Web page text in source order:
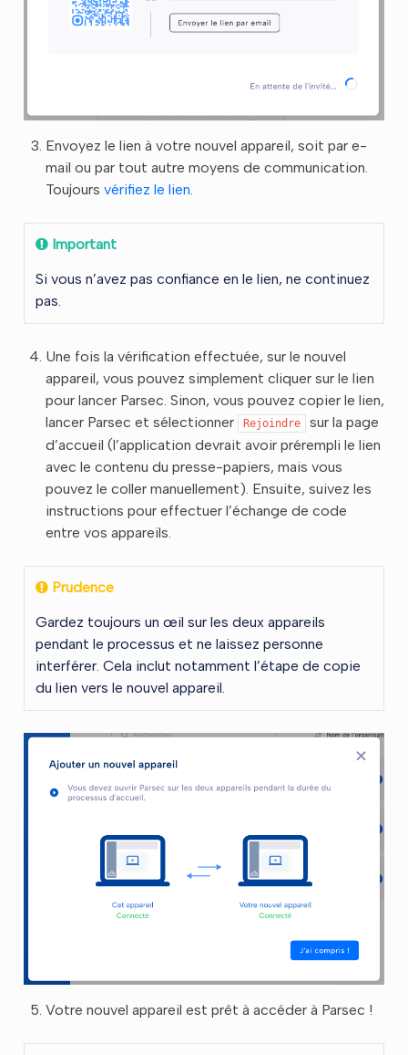
Envoyez le lien à votre nouvel appareil, soit par e-
mail ou par tout autre moyens de communication.
Toujours vérifiez le lien.
Important
Si vous n’avez pas confiance en le lien, ne continuez
pas.
Une fois la vérification effectuée, sur le nouvel
appareil, vous pouvez simplement cliquer sur le lien
pour lancer Parsec. Sinon, vous pouvez copier le lien,
lancer Parsec et sélectionner
Rejoindre
sur la page
d’accueil (l’application devrait avoir prérempli le lien
avec le contenu du presse-papiers, mais vous
pouvez le coller manuellement). Ensuite, suivez les
instructions pour effectuer l’échange de code
entre vos appareils.
Prudence
Gardez toujours un œil sur les deux appareils
pendant le processus et ne laissez personne
interférer. Cela inclut notamment l’étape de copie
du lien vers le nouvel appareil.
Votre nouvel appareil est prêt à accéder à Parsec !